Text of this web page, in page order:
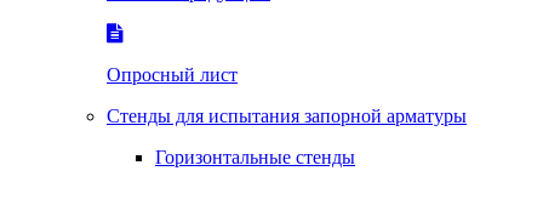
Опросный лист
Стенды для испытания запорной арматуры
Горизонтальные стенды